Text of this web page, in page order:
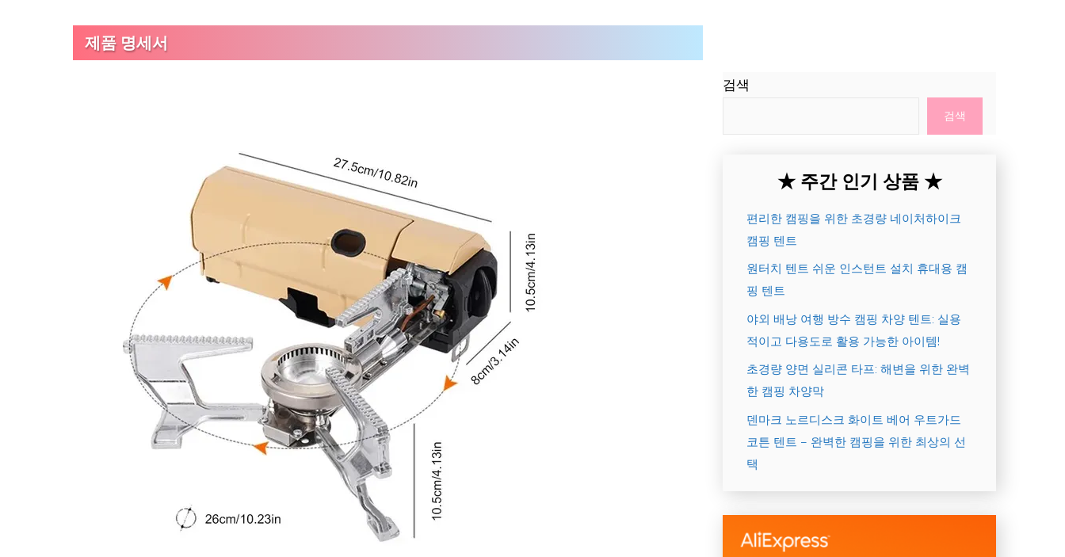
제품 명세서
검색
검색
★ 주간 인기 상품 ★
편리한 캠핑을 위한 초경량 네이처하이크
캠핑 텐트
원터치 텐트 쉬운 인스턴트 설치 휴대용 캠
핑 텐트
야외 배낭 여행 방수 캠핑 차양 텐트: 실용
적이고 다용도로 활용 가능한 아이템!
초경량 양면 실리콘 타프: 해변을 위한 완벽
한 캠핑 차양막
덴마크 노르디스크 화이트 베어 우트가드
코튼 텐트 – 완벽한 캠핑을 위한 최상의 선
택